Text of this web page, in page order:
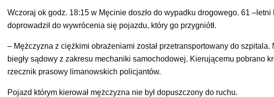
Wczoraj ok godz. 18:15 w Męcinie doszło do wypadku drogowego. 61
doprowadził do wywrócenia się pojazdu, który go przygniótł.
– Mężczyzna z ciężkimi obrażeniami został przetransportowany do
biegły sądowy z zakresu mechaniki samochodowej. Kierującemu pobrano
rzecznik prasowy limanowskich policjantów.
Pojazd którym kierował mężczyzna nie był dopuszczony do ruchu.